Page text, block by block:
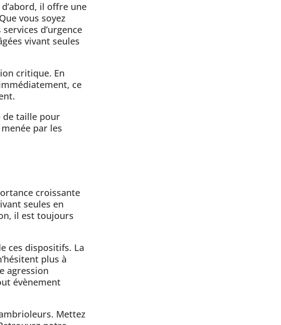
il offre une
vous soyez
d’urgence
vivant seules
critique. En
ce
de taille pour
par les
croissante
seules en
il est toujours
ces dispositifs. La
plus à
agression
évènement
Mettez